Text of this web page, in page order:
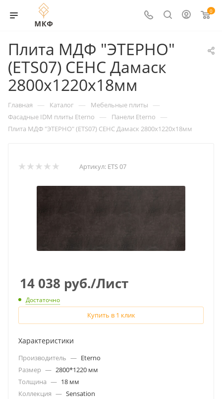
0
Плита МДФ "ЭТЕРНО"
(ETS07) СЕНС Дамаск
2800х1220х18мм
Главная — Каталог — Мебельные плиты —
Фасадные IDM плиты Eterno — Панели Eterno —
Плита МДФ "ЭТЕРНО" (ETS07) СЕНС Дамаск 2800х1220х18мм
Артикул: ETS 07
14 038 руб./Лист
Достаточно
Купить в 1 клик
Характеристики
Производитель — Eterno
Размер — 2800*1220 мм
Толщина — 18 мм
Коллекция — Sensation